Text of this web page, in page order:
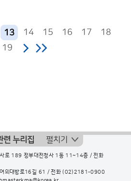
13 14 15 16 17
18
19
련 누리집 펼치기
로 189 정부대전청사 1동 11~14층 / 전화
의대방로16길 61 / 전화(02)2181-0900